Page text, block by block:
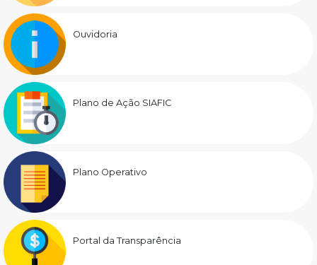
Ouvidoria
Plano de Ação SIAFIC
Plano Operativo
Portal da Transparência